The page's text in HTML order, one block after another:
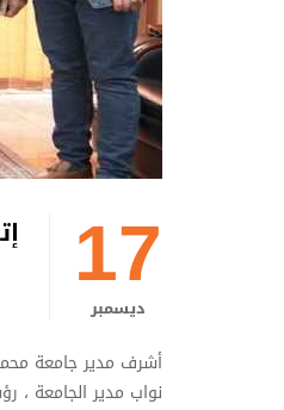
17
ديسمبر
أشرف مدير جامعة
نواب مدير الجامعة ،